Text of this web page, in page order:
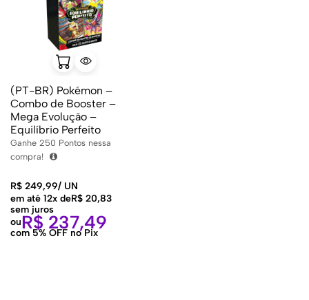
(PT-BR) Pokémon –
Combo de Booster –
Mega Evolução –
Equilíbrio Perfeito
Ganhe 250 Pontos nessa
compra!
R$ 249,99/ UN
em até 12x deR$ 20,83
sem juros
ouR$ 237,49
com 5% OFF no Pix